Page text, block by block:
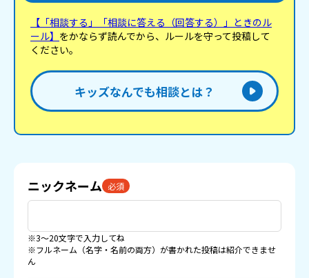
【「相談する」「相談に答える（回答する）」ときのル
ール】 をかならず読んでから、ルールを守って投稿して
ください。
キッズなんでも相談とは？
ニックネーム 必須
※3〜20文字で入力してね
※フルネーム（名字・名前の両方）が書かれた投稿は紹介できませ
ん